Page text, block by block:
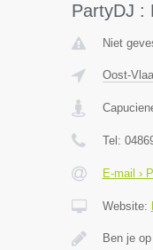
PartyDJ :
Niet
Oost-
Tel:
E-mail ›
Website:
Ben je